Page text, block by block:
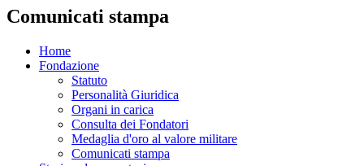
Comunicati stampa
Home
Fondazione
Statuto
Personalità Giuridica
Organi in carica
Consulta dei Fondatori
Medaglia d'oro al valore militare
Comunicati stampa